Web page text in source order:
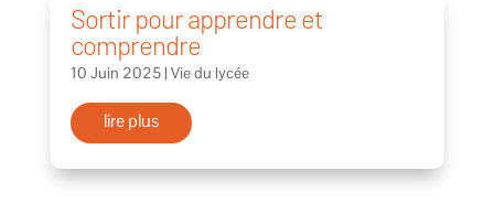
Sortir pour apprendre et
comprendre
10 Juin 2025| Vie du lycée
lire plus